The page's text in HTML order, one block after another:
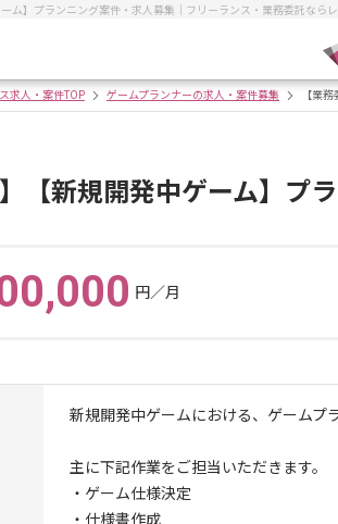
ーム】プランニング案件・求人募集｜フリーランス・業務委託なら
求人・案件TOP ゲームプランナーの求人・案件募集 【業
】【新規開発中ゲーム】プ
円／月
新規開発中ゲームにおける、ゲームプ
主に下記作業をご担当いただきます。
・ゲーム仕様決定
・仕様書作成